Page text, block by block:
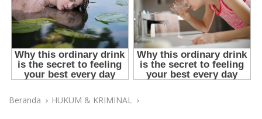
Beranda HUKUM & KRIMINAL